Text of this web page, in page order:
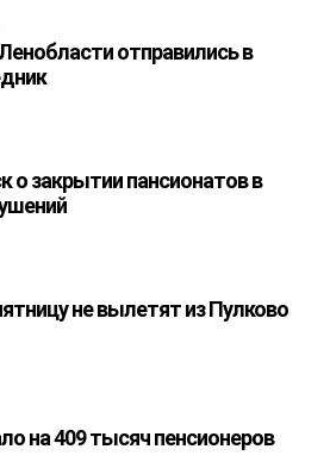
отправились в
о закрытии пансионатов в
не вылетят из Пулково
на 409 тысяч пенсионеров